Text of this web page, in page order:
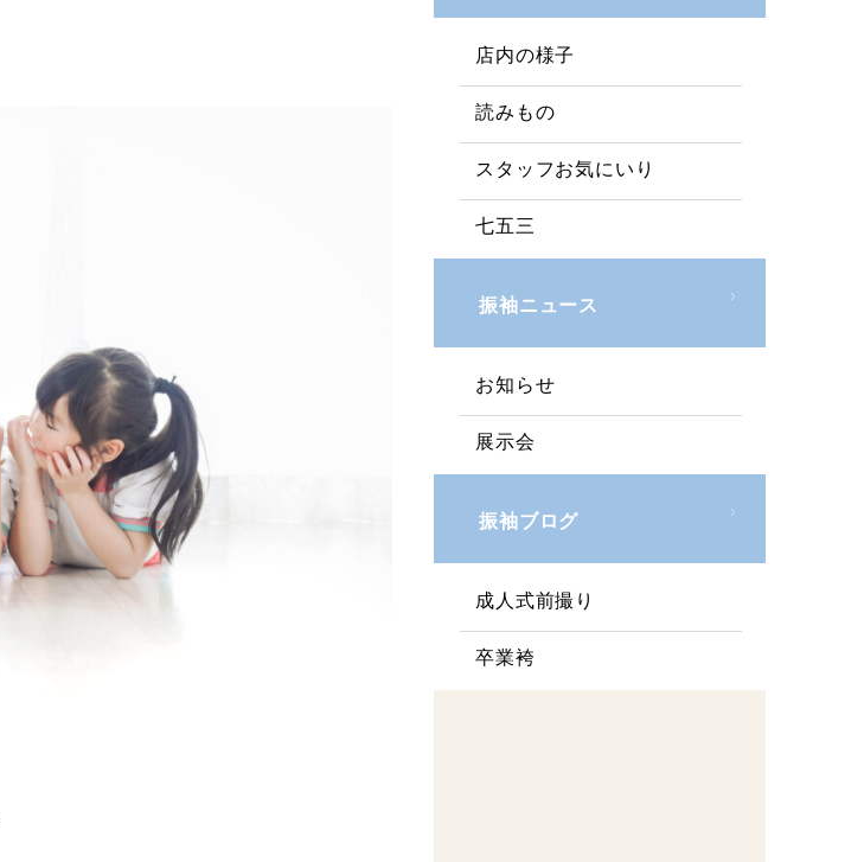
店内の様子
読みもの
スタッフお気にいり
七五三
振袖ニュース
お知らせ
展示会
振袖ブログ
成人式前撮り
卒業袴